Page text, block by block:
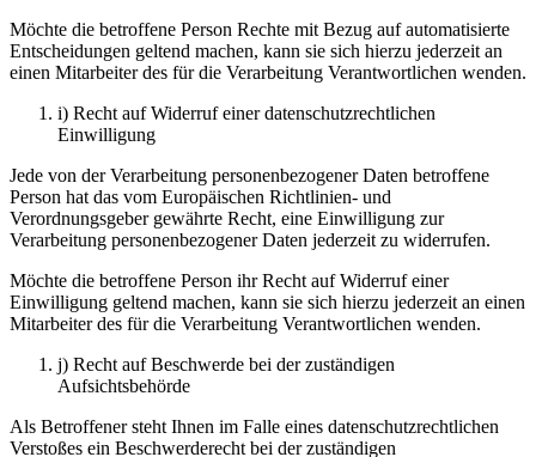
Möchte die betroffene Person Rechte mit Bezug auf automatisierte
Entscheidungen geltend machen, kann sie sich hierzu jederzeit an
einen Mitarbeiter des für die Verarbeitung Verantwortlichen wenden.
i) Recht auf Widerruf einer datenschutzrechtlichen
Einwilligung
Jede von der Verarbeitung personenbezogener Daten betroffene
Person hat das vom Europäischen Richtlinien- und
Verordnungsgeber gewährte Recht, eine Einwilligung zur
Verarbeitung personenbezogener Daten jederzeit zu widerrufen.
Möchte die betroffene Person ihr Recht auf Widerruf einer
Einwilligung geltend machen, kann sie sich hierzu jederzeit an einen
Mitarbeiter des für die Verarbeitung Verantwortlichen wenden.
j) Recht auf Beschwerde bei der zuständigen
Aufsichtsbehörde
Als Betroffener steht Ihnen im Falle eines datenschutzrechtlichen
Verstoßes ein Beschwerderecht bei der zuständigen